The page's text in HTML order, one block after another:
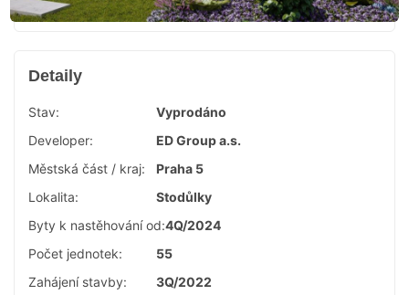
Detaily
Stav:
Vyprodáno
Developer:
ED Group a.s.
Městská část / kraj:
Praha 5
Lokalita:
Stodůlky
Byty k nastěhování od:4Q/2024
Počet jednotek:
55
Zahájení stavby:
3Q/2022